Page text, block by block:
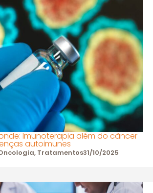
Imunoterapia além do câncer
autoimunes
, Tratamentos31/10/2025